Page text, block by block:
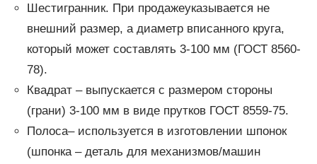
Шестигранник. При продажеуказывается не
внешний размер, а диаметр вписанного круга,
который может составлять 3-100 мм (ГОСТ 8560-
78).
Квадрат – выпускается с размером стороны
(грани) 3-100 мм в виде прутков ГОСТ 8559-75.
Полоса– используется в изготовлении шпонок
(шпонка – деталь для механизмов/машин